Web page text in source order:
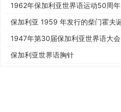
周年纪念邮票
1962年保加利亚世界语运动50周年
加字纪念邮票
保加利亚 1959 年发行的柴门霍夫
辰百年纪念邮票
1947年第30届保加利亚世界语大会
纪念邮票（四方连）
保加利亚世界语胸针